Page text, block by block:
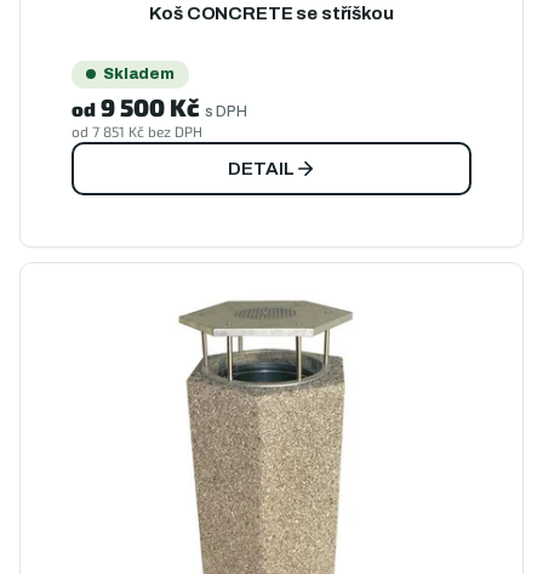
Koš CONCRETE se stříškou
Skladem
od 7 851 Kč bez DPH
od 9 500 Kč s DPH
DETAIL